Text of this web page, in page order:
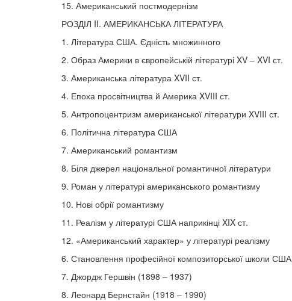
15. Американський постмодернізм
РОЗДІЛ II. АМЕРИКАНСЬКА ЛІТЕРАТУРА
1. Література США. Єдність множинного
2. Образ Америки в європейській літературі XV – XVI ст.
3. Американська література XVII ст.
4. Епоха просвітництва й Америка XVIII ст.
5. Антропоцентризм американської літератури XVIII ст.
6. Політична література США
7. Американський романтизм
8. Біля джерел національної романтичної літератури
9. Роман у літературі американського романтизму
10. Нові обрії романтизму
11. Реалізм у літературі США наприкінці XIX ст.
12. «Американський характер» у літературі реалізму
6. Становлення професійної композиторської школи США
7. Джордж Гершвін (1898 – 1937)
8. Леонард Бернстайн (1918 – 1990)